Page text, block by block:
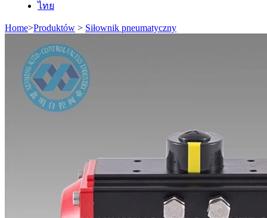
ไทย
Home>Produktów > Siłownik pneumatyczny